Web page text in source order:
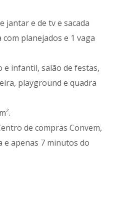
jantar e de tv e sacada
planejados e 1 vaga
e infantil, salão de festas,
playground e quadra
de compras Convem,
e apenas 7 minutos do